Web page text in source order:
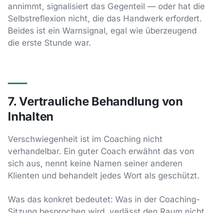
annimmt, signalisiert das Gegenteil — oder hat die
Selbstreflexion nicht, die das Handwerk erfordert.
Beides ist ein Warnsignal, egal wie überzeugend
die erste Stunde war.
7. Vertrauliche Behandlung von
Inhalten
Verschwiegenheit ist im Coaching nicht
verhandelbar. Ein guter Coach erwähnt das von
sich aus, nennt keine Namen seiner anderen
Klienten und behandelt jedes Wort als geschützt.
Was das konkret bedeutet: Was in der Coaching-